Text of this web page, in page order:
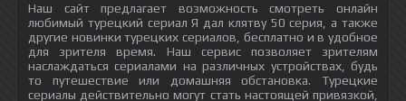
Наш сайт предлагает возможность смотреть онлайн
любимый турецкий сериал Я дал клятву 50 серия, а также
другие новинки турецких сериалов, бесплатно и в удобное
для зрителя время. Наш сервис позволяет зрителям
наслаждаться сериалами на различных устройствах, будь
то путешествие или домашняя обстановка. Турецкие
сериалы действительно могут стать настоящей привязкой,